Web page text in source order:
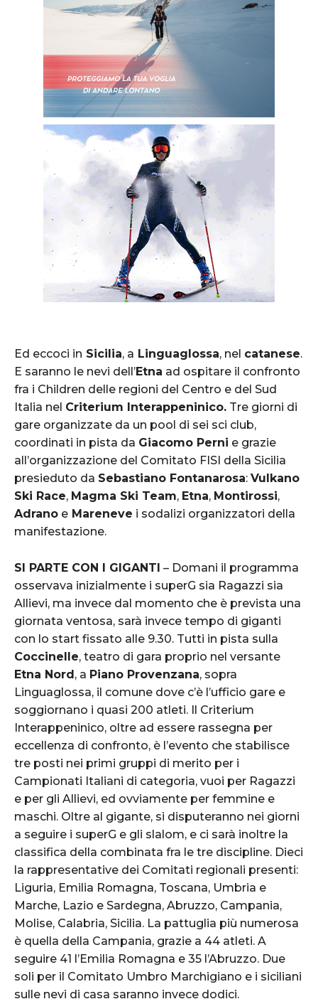
Ed eccoci in Sicilia, a Linguaglossa, nel catanese.
E saranno le nevi dell’Etna ad ospitare il confronto
fra i Children delle regioni del Centro e del Sud
Italia nel Criterium Interappeninico. Tre giorni di
gare organizzate da un pool di sei sci club,
coordinati in pista da Giacomo Perni e grazie
all’organizzazione del Comitato FISI della Sicilia
presieduto da Sebastiano Fontanarosa: Vulkano
Ski Race, Magma Ski Team, Etna, Montirossi,
Adrano e Mareneve i sodalizi organizzatori della
manifestazione.
SI PARTE CON I GIGANTI – Domani il programma
osservava inizialmente i superG sia Ragazzi sia
Allievi, ma invece dal momento che è prevista una
giornata ventosa, sarà invece tempo di giganti
con lo start fissato alle 9.30. Tutti in pista sulla
Coccinelle, teatro di gara proprio nel versante
Etna Nord, a Piano Provenzana, sopra
Linguaglossa, il comune dove c’è l’ufficio gare e
soggiornano i quasi 200 atleti. Il Criterium
Interappeninico, oltre ad essere rassegna per
eccellenza di confronto, è l’evento che stabilisce
tre posti nei primi gruppi di merito per i
Campionati Italiani di categoria, vuoi per Ragazzi
e per gli Allievi, ed ovviamente per femmine e
maschi. Oltre al gigante, si disputeranno nei giorni
a seguire i superG e gli slalom, e ci sarà inoltre la
classifica della combinata fra le tre discipline. Dieci
la rappresentative dei Comitati regionali presenti:
Liguria, Emilia Romagna, Toscana, Umbria e
Marche, Lazio e Sardegna, Abruzzo, Campania,
Molise, Calabria, Sicilia. La pattuglia più numerosa
è quella della Campania, grazie a 44 atleti. A
seguire 41 l’Emilia Romagna e 35 l’Abruzzo. Due
soli per il Comitato Umbro Marchigiano e i siciliani
sulle nevi di casa saranno invece dodici.